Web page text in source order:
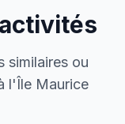
similaires ou
l'Île Maurice